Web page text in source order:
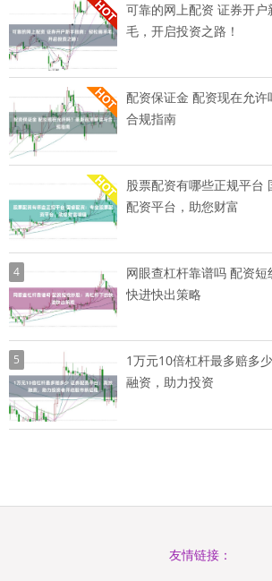
可靠的网上配资 证券开
毛，开启投资之路！
配资保证金 配资现在允
合规指南
股票配资有哪些正规平台
配资平台，助您财富
4
网眼查杠杆靠谱吗 配资
快进快出策略
5
1万元10倍杠杆最多赔多
融资，助力投资
友情链接：